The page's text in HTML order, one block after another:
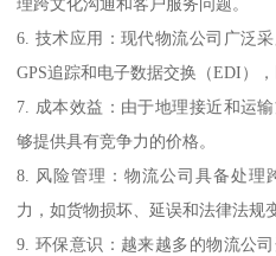
理跨文化沟通和客户服务问题。
6. 技术应用：现代物流公司广泛
GPS追踪和电子数据交换（EDI），
7. 成本效益：由于地理接近和运
够提供具有竞争力的价格。
8. 风险管理：物流公司具备处理
力，如货物损坏、延误和法律法规
9. 环保意识：越来越多的物流公